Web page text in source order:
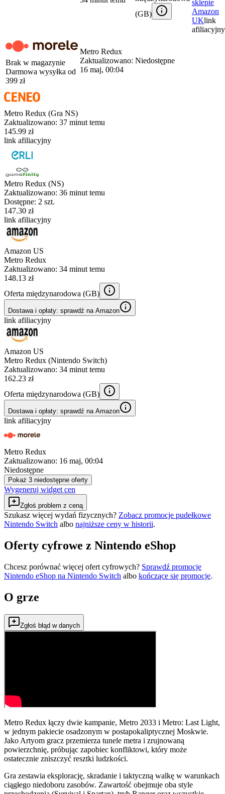
(GB)
sklepie
Amazon
UKlink
afiliacyjny
Brak w magazynie
Darmowa wysyłka od
399 zł
Metro Redux
Zaktualizowano:
16 maj, 00:04
Niedostępne
Metro Redux (Gra NS)
Zaktualizowano: 37 minut temu
145.99 zł
link afiliacyjny
Metro Redux (NS)
Zaktualizowano: 36 minut temu
Dostępne: 2 szt.
147.30 zł
link afiliacyjny
Amazon US
Metro Redux
Zaktualizowano: 34 minut temu
148.13 zł
Oferta międzynarodowa (GB)
Dostawa i opłaty: sprawdź na Amazon
link afiliacyjny
Amazon US
Metro Redux (Nintendo Switch)
Zaktualizowano: 34 minut temu
162.23 zł
Oferta międzynarodowa (GB)
Dostawa i opłaty: sprawdź na Amazon
link afiliacyjny
Metro Redux
Zaktualizowano: 16 maj, 00:04
Niedostępne
Pokaż 3 niedostępne oferty
Wygeneruj widget cen
Zgłoś problem z ceną
Szukasz więcej wydań fizycznych? Zobacz promocje pudełkowe
Nintendo Switch albo najniższe ceny w historii.
Oferty cyfrowe z Nintendo eShop
Chcesz porównać więcej ofert cyfrowych? Sprawdź promocje
Nintendo eShop na Nintendo Switch albo kończące się promocje.
O grze
Zgłoś błąd w danych
Metro Redux łączy dwie kampanie, Metro 2033 i Metro: Last Light,
w jednym pakiecie osadzonym w postapokaliptycznej Moskwie.
Jako Artyom gracz przemierza tunele metra i zrujnowaną
powierzchnię, próbując zapobiec konfliktowi, który może
ostatecznie zniszczyć resztki ludzkości.
Gra zestawia eksplorację, skradanie i taktyczną walkę w warunkach
ciągłego niedoboru zasobów. Zawartość obejmuje oba style